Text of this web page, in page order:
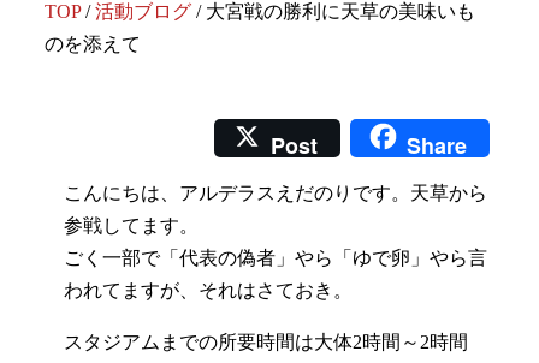
TOP/活動ブログ / 大宮戦の勝利に天草の美味いも
のを添えて
Post Share
こんにちは、アルデラスえだのりです。天草から
参戦してます。
ごく一部で「代表の偽者」やら「ゆで卵」やら言
われてますが、それはさておき。
スタジアムまでの所要時間は大体2時間～2時間